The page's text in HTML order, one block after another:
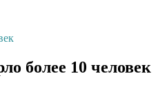
более 10 человек